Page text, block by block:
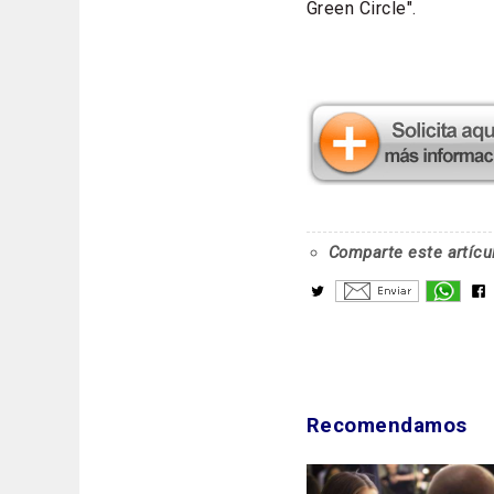
Green Circle".
Comparte este
Recomendamos